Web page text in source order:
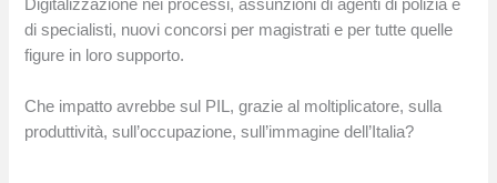
Digitalizzazione nei processi, assunzioni di agenti di polizia e
di specialisti, nuovi concorsi per magistrati e per tutte quelle
figure in loro supporto.
Che impatto avrebbe sul PIL, grazie al moltiplicatore, sulla
produttività, sull’occupazione, sull’immagine dell’Italia?